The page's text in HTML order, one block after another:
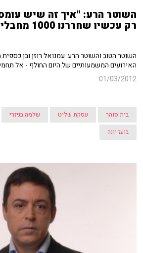
השוטר הרע: "איך זה שיש
רק עכשיו שחררנו 1000 מחבלים!"
השוטר הטוב והשוטר הרע: עמנואל רוזן ובן
האירועים המשמעותיים של היום החולף - אל
01/03/2012
בית סוהר עסקת שליט שלמה בניזרי
בועז יונה